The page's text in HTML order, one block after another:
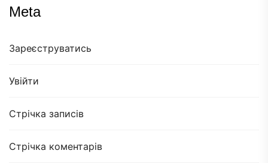
Meta
Зареєструватись
Увійти
Стрічка записів
Стрічка коментарів